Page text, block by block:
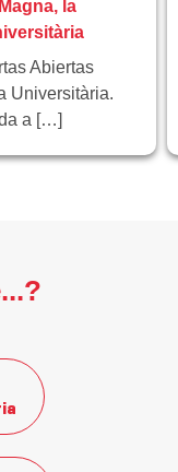
la
Abiertas
Universitària.
a […]